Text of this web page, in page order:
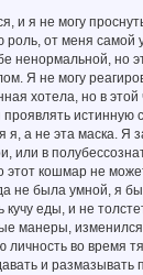
и я не могу
от меня самой
ненормальной, но
Я не могу
хотела, но в
я, а не эта маска.
или в
этот кошмар не
не была умной, я
кучу еды, и не
манеры,
во время
и